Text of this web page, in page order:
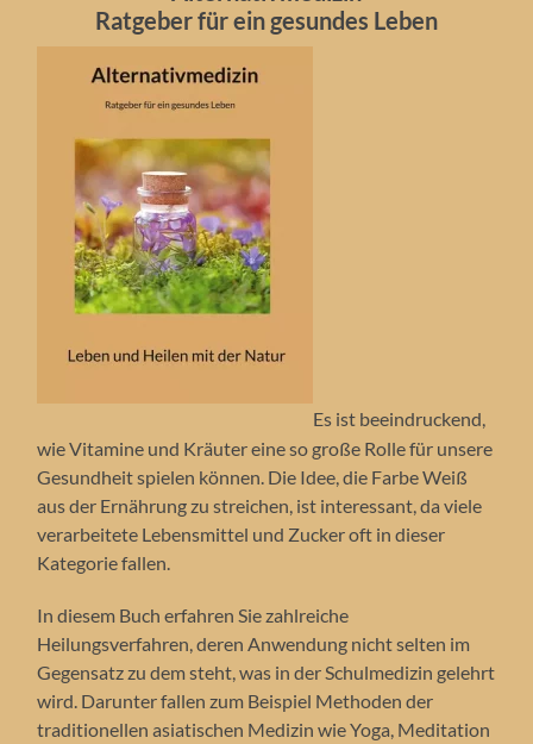
Ratgeber für ein gesundes Leben
Es ist beeindruckend,
wie Vitamine und Kräuter eine so große Rolle für unsere
Gesundheit spielen können. Die Idee, die Farbe Weiß
aus der Ernährung zu streichen, ist interessant, da viele
verarbeitete Lebensmittel und Zucker oft in dieser
Kategorie fallen.
In diesem Buch erfahren Sie zahlreiche
Heilungsverfahren, deren Anwendung nicht selten im
Gegensatz zu dem steht, was in der Schulmedizin gelehrt
wird. Darunter fallen zum Beispiel Methoden der
traditionellen asiatischen Medizin wie Yoga, Meditation